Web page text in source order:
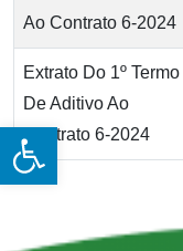
Open
Ao Contrato 6-2024
Extrato Do 1º Termo
De Aditivo Ao
Contrato 6-2024